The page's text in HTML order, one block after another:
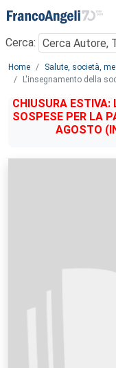
Menu
Cerca:
Main content
Home
Salute, società,
L'insegnamento della
CHIUSURA ESTIVA:
SOSPESE PER LA
AGOSTO